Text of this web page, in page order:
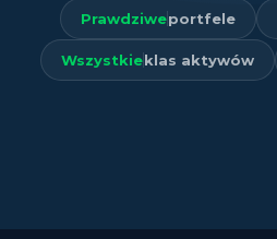
Prawdziweportfele
Wszystkieklas aktywów